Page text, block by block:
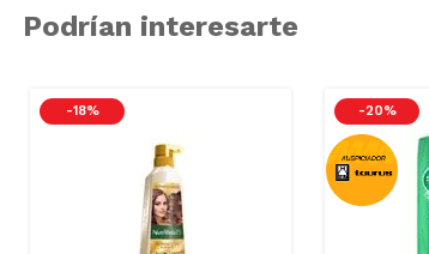
Podrían interesarte
-18 % -20 %